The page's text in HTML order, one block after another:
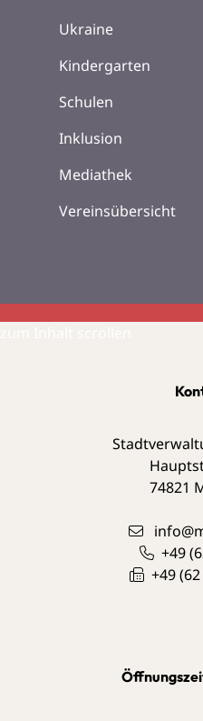
Ukraine
Kindergarten
Schulen
Inklusion
Mediathek
Vereinsübersicht
74821
+49
+49 (62